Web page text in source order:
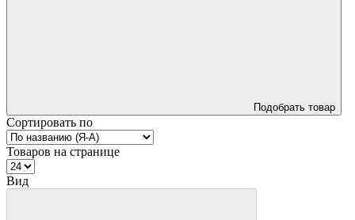
Подобрать товар
Сортировать по
Товаров на странице
Вид